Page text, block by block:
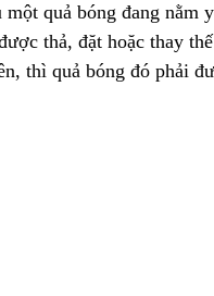
quả bóng đang nằm
thả, đặt hoặc thay
thì quả bóng đó phải